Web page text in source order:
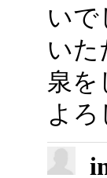
いで
いた
泉を
よ